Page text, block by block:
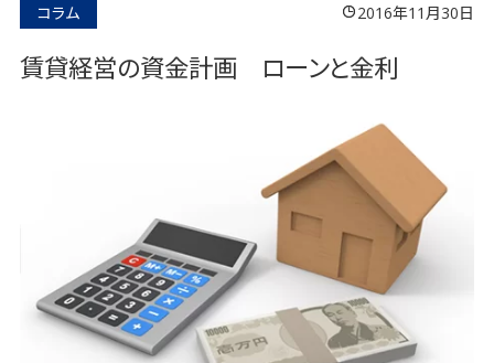
コラム 2016年11月30日
賃貸経営の資金計画 ローンと金利